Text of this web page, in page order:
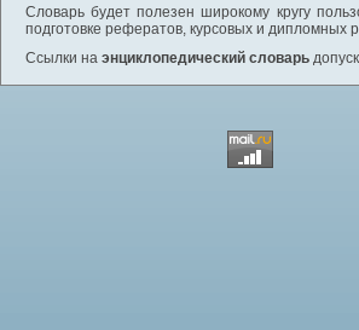
Словарь будет полезен широкому кругу
подготовке рефератов, курсовых и дипломных
Ссылки на энциклопедический словарь